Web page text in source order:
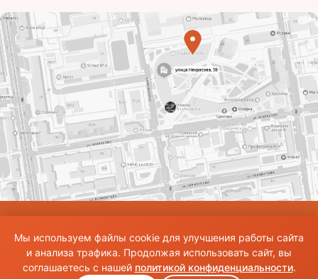
ссылки на источник. Все права на изображения и тексты принадлежат их
авторам.Общие правила и публичная оферта
Мы используем файлы cookie для улучшения работы сайта
и анализа трафика. Продолжая использовать сайт, вы
соглашаетесь с нашей политикой конфиденциальности.